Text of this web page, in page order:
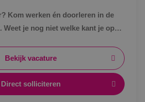
Kom werken én doorleren in de
ga je het ontdekken in de
Bekijk vacature
Direct solliciteren